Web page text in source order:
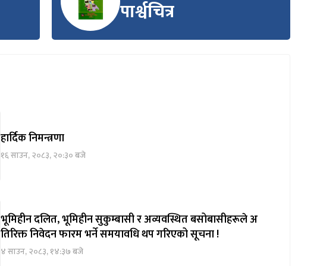
पार्श्वचित्र
हार्दिक निमन्त्रणा
१६ साउन, २०८३, २०:३० बजे
भूमिहीन दलित, भूमिहीन सुकुम्बासी र अव्यवस्थित बसोबासीहरूले अ
तिरिक्त निवेदन फारम भर्ने समयावधि थप गरिएको सूचना !
४ साउन, २०८३, १४:३७ बजे